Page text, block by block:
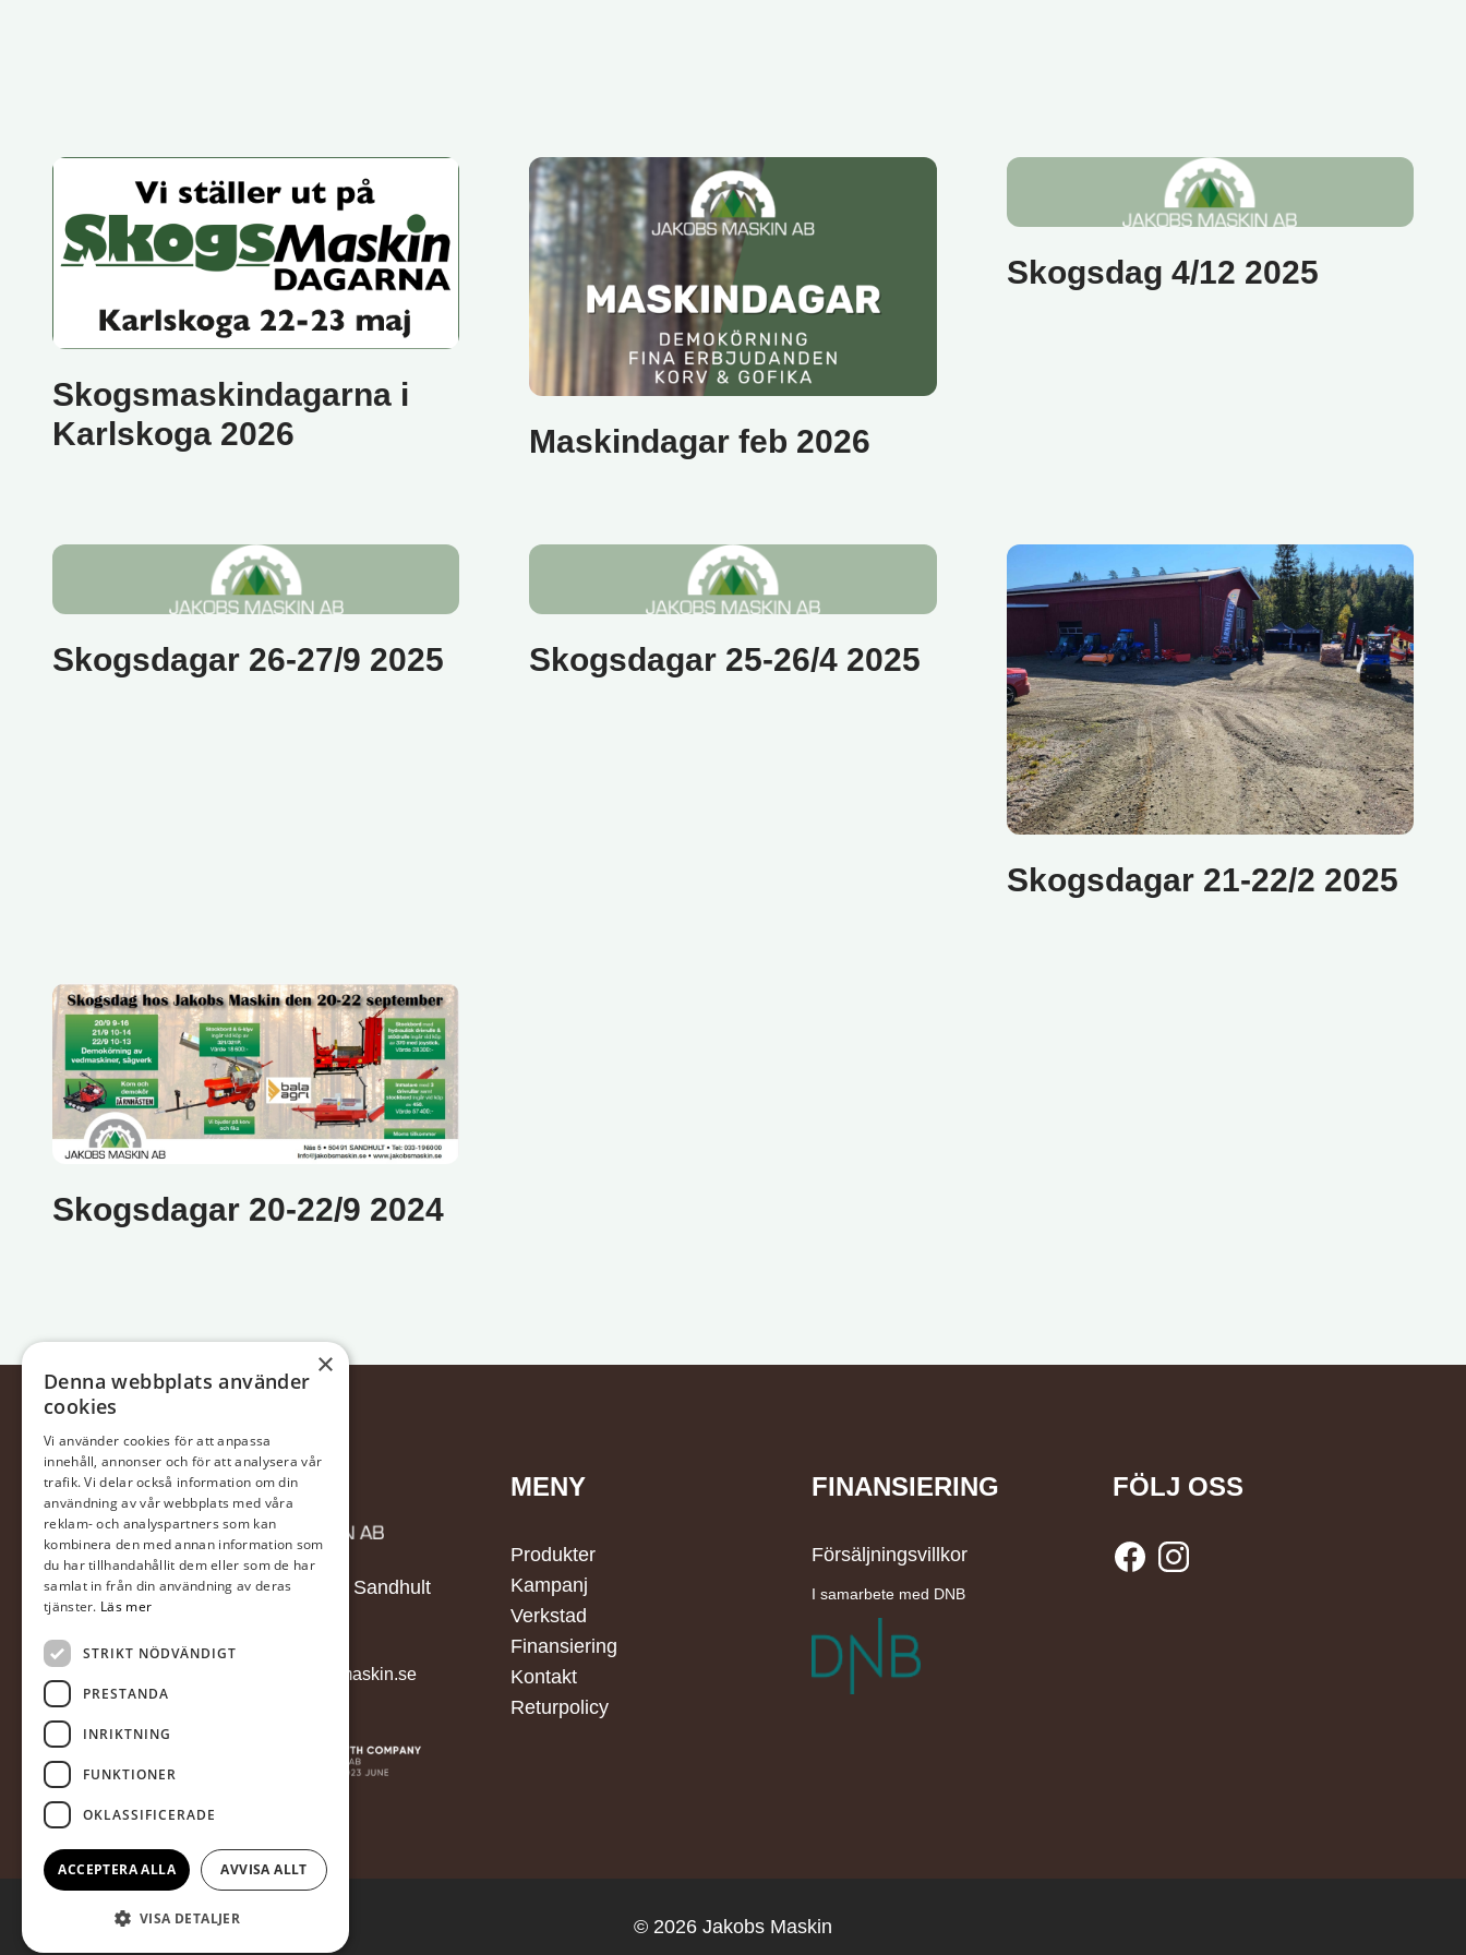
Skogsmaskindagarna i
Karlskoga 2026
Maskindagar feb 2026
Skogsdag 4/12 2025
Skogsdagar 26-27/9 2025 Skogsdagar 25-26/4 2025
Skogsdagar 21-22/2 2025
Skogsdagar 20-22/9 2024
Näs 20, 504 91, Sandhult
info@jakobsmaskin.se
MENY
Produkter
Kampanj
Verkstad
Finansiering
Kontakt
Returpolicy
FINANSIERING
Försäljningsvillkor
I samarbete med DNB
FÖLJ OSS
© 2026 Jakobs Maskin
×
Denna webbplats använder
cookies
Vi använder cookies för att anpassa
innehåll, annonser och för att analysera vår
trafik. Vi delar också information om din
användning av vår webbplats med våra
reklam- och analyspartners som kan
kombinera den med annan information som
du har tillhandahållit dem eller som de har
samlat in från din användning av deras
tjänster. Läs mer
STRIKT NÖDVÄNDIGT
PRESTANDA
INRIKTNING
FUNKTIONER
OKLASSIFICERADE
ACCEPTERA ALLA AVVISA ALLT
VISA DETALJER